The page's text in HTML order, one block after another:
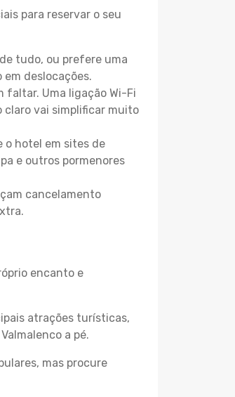
para reservar o seu
tudo, ou prefere uma
deslocações.
faltar. Uma ligação Wi-Fi
claro vai simplificar muito
o hotel em sites de
e outros pormenores
cancelamento
encanto e
atrações turísticas,
a pé.
mas procure